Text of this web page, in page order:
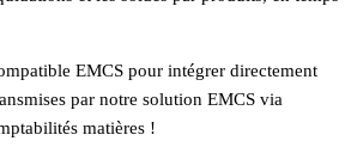
EMCS pour intégrer directement
par notre solution EMCS via
matières !